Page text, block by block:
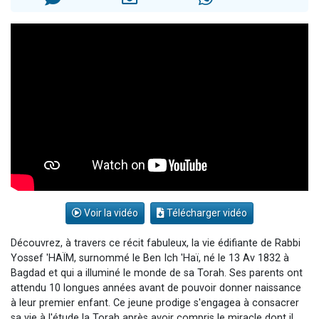
Voir la vidéo Télécharger vidéo
Découvrez, à travers ce récit fabuleux, la vie édifiante de Rabbi
Yossef 'HAÏM, surnommé le Ben Ich 'Haï, né le 13 Av 1832 à
Bagdad et qui a illuminé le monde de sa Torah. Ses parents ont
attendu 10 longues années avant de pouvoir donner naissance
à leur premier enfant. Ce jeune prodige s'engagea à consacrer